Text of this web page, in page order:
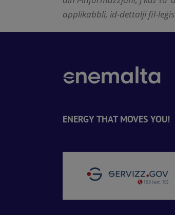
applikabbli, id-dettalji fil-
ENERGY THAT MOVES YOU!